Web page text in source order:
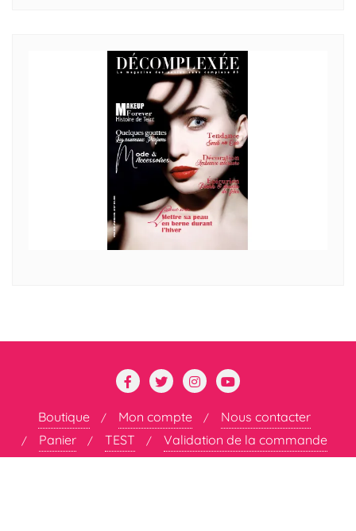
Boutique Mon compte
Nous contacter
Panier
TEST Validation de la commande